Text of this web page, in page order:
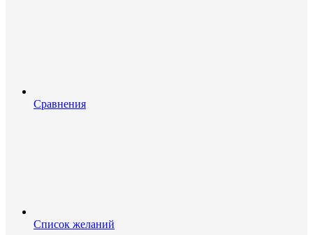
Сравнения
Список желаний